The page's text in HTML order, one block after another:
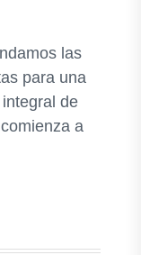
las
para una
de
a